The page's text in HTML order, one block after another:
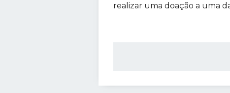
realizar uma doação a uma